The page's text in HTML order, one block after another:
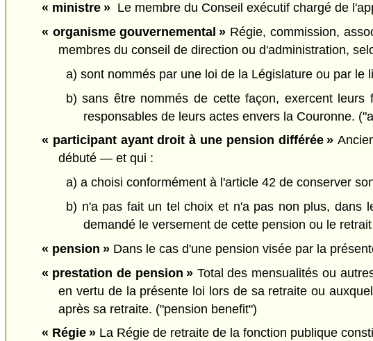
« ministre »Le membre du Conseil exécutif chargé de
« organisme gouvernemental » Régie, commission,
membres du conseil de direction ou d'administration,
a) sont nommés par une loi de la Législature ou par le
b) sans être nommés de cette façon, exercent
responsables de leurs actes envers la Couronne.
« participant ayant droit à une pension différée »
débuté — et qui :
a) a choisi conformément à l'article 42 de conserver
b) n'a pas fait un tel choix et n'a pas non plus, dans
demandé le versement de cette pension ou le
« pension »Dans le cas d'une pension visée par la
« prestation de pension »Total des mensualités ou
en vertu de la présente loi lors de sa retraite ou
après sa retraite. ("pension benefit")
« Régie »La Régie de retraite de la fonction publique